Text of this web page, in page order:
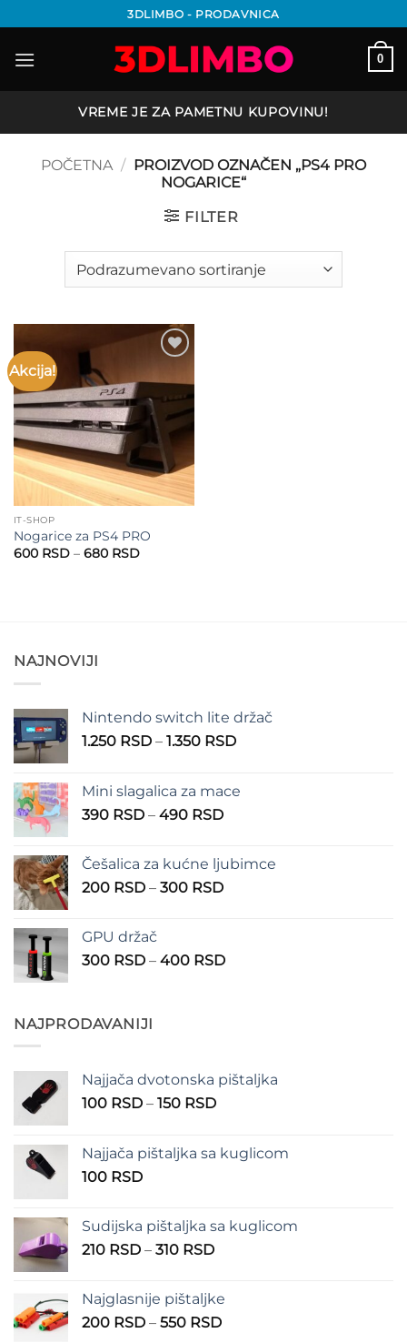
na
sadržaj
3DLIMBO - PRODAVNICA
0
VREME JE ZA PAMETNU KUPOVINU!
POČETNA / PROIZVOD OZNAČEN „PS4 PRO
NOGARICE“
FILTER
Akcija!
wishlist
IT-SHOP
Nogarice za PS4 PRO
600 RSD – 680 RSDRaspon
NAJNOVIJI
Nintendo switch lite držač
1.250 RSD – 1.350 RSDRaspon
1.250 RSD
Mini slagalica za mace
390 RSD – 490 RSDRaspon
390 RSD
do
Češalica za kućne ljubimce
200 RSD – 300 RSDRaspon
do
GPU držač
300 RSD – 400 RSDRaspon
NAJPRODAVANIJI
Najjača dvotonska pištaljka
100 RSD – 150 RSDRaspon
100 RSD
Najjača pištaljka sa kuglicom
100 RSD
Sudijska pištaljka sa kuglicom
210 RSD – 310 RSDRaspon
210 RSD
do
Najglasnije pištaljke
200 RSD – 550 RSDRaspon